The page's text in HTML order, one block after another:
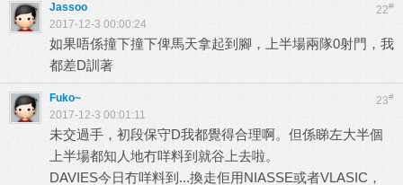
22#
Jassoo
2017-12-3 00:00:24
如果唔係撞下撞下俾馬天拿起到腳，上半場兩隊0射門，我
都差D訓著
23#
Fuko~
2017-12-3 00:01:11
未交過手，初段保守D我都覺得合理啊。但係睇左大半個
上半場都知人地冇咩料到就谷上去啦。
DAVIES今日冇咩料到...換走佢用NIASSE或者VLASIC，